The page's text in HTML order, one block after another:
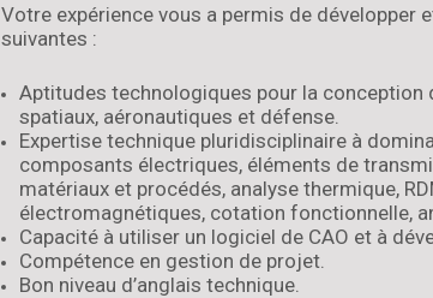
Votre expérience vous a permis de
suivantes :
Aptitudes technologiques pour la conception
spatiaux, aéronautiques et défense.
Expertise technique pluridisciplinaire à
composants électriques, éléments de
matériaux et procédés, analyse thermique,
électromagnétiques, cotation fonctionnelle,
Capacité à utiliser un logiciel de CAO et à
Compétence en gestion de projet.
Bon niveau d’anglais technique.